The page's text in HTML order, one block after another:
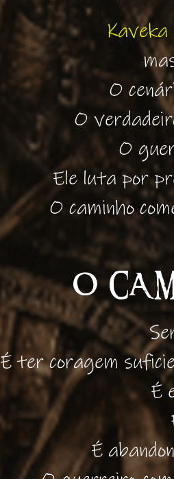
Kaveka
O
O
O
Ele luta por
O caminho
O
É ter coragem
É
É